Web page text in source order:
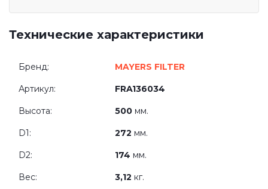
Технические характеристики
Бренд: MAYERS FILTER
Артикул: FRA136034
Высота: 500 мм.
D1: 272 мм.
D2: 174 мм.
Вес: 3,12 кг.